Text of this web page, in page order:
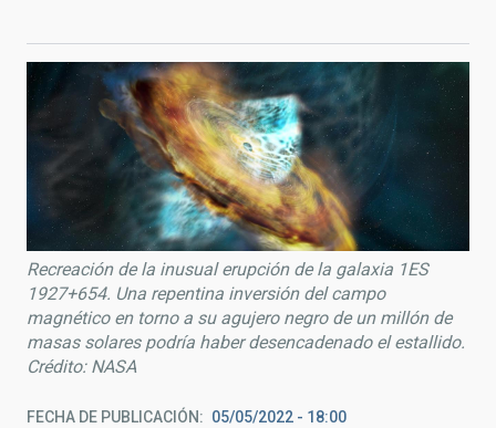
Recreación de la inusual erupción de la galaxia 1ES
1927+654. Una repentina inversión del campo
magnético en torno a su agujero negro de un millón de
masas solares podría haber desencadenado el estallido.
Crédito: NASA
FECHA DE PUBLICACIÓN 05/05/2022 - 18:00